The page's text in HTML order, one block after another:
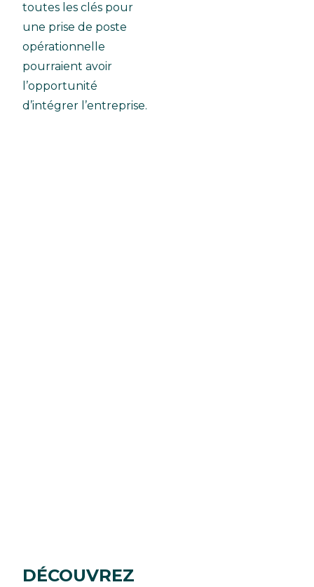
toutes les clés pour
une prise de poste
opérationnelle
pourraient avoir
l’opportunité
d’intégrer l’entreprise.
DÉCOUVREZ